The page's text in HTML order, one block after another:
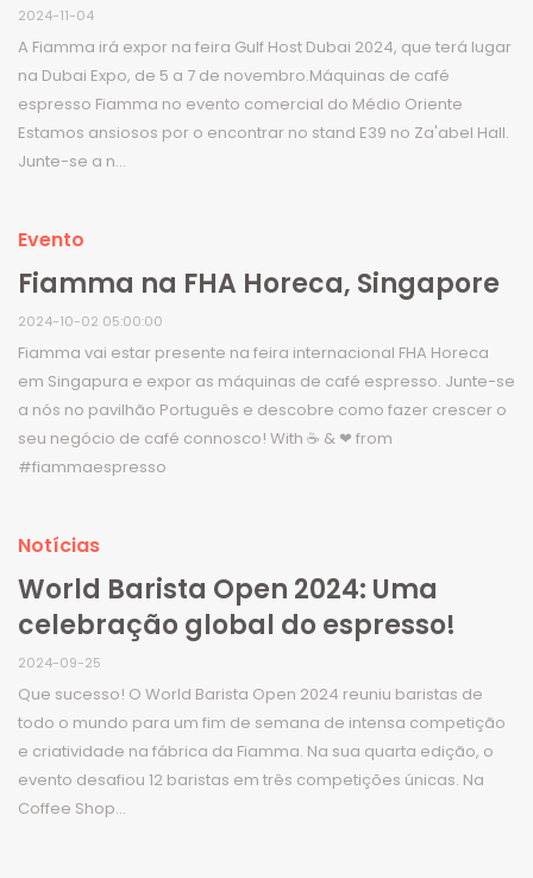
2024-11-04
A Fiamma irá expor na feira Gulf Host Dubai 2024, que terá lugar
na Dubai Expo, de 5 a 7 de novembro.Máquinas de café
espresso Fiamma no evento comercial do Médio Oriente
Estamos ansiosos por o encontrar no stand E39 no Za'abel Hall.
Junte-se a n...
Evento
Fiamma na FHA Horeca, Singapore
2024-10-02 05:00:00
Fiamma vai estar presente na feira internacional FHA Horeca
em Singapura e expor as máquinas de café espresso. Junte-se
a nós no pavilhão Português e descobre como fazer crescer o
seu negócio de café connosco! With ☕ & ❤ from
#fiammaespresso
Notícias
World Barista Open 2024: Uma
celebração global do espresso!
2024-09-25
Que sucesso! O World Barista Open 2024 reuniu baristas de
todo o mundo para um fim de semana de intensa competição
e criatividade na fábrica da Fiamma. Na sua quarta edição, o
evento desafiou 12 baristas em três competições únicas. Na
Coffee Shop...